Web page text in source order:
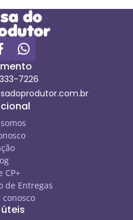
7226
CP+
de Entregas
úteis